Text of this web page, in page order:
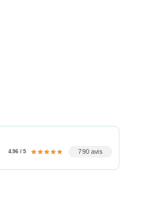
4.96 / 5 790 avis